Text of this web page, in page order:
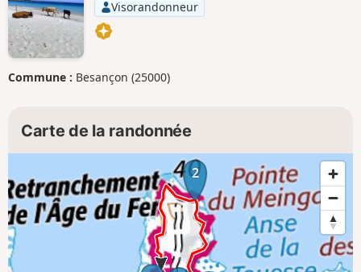
Visorandonneur
Commune : Besançon (25000)
Carte de la randonnée
2